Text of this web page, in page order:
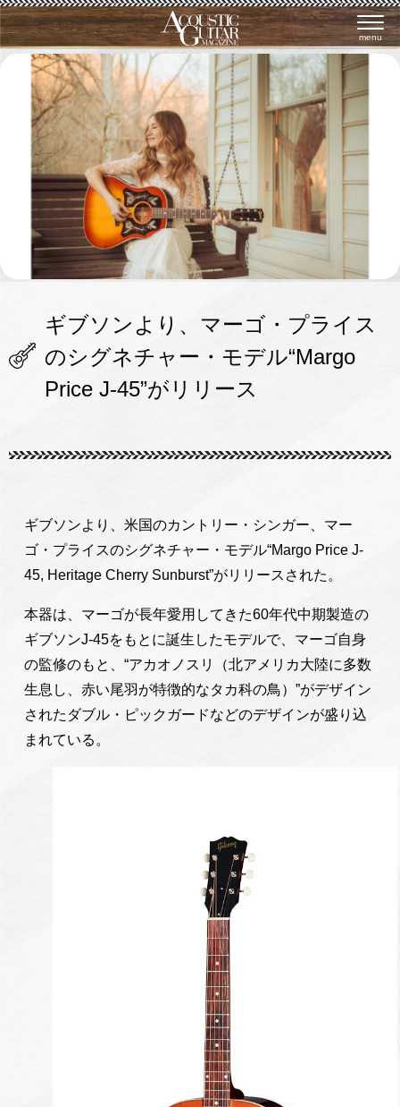
menu
ギブソンより、マーゴ・プライス
のシグネチャー・モデル“Margo
Price J-45”がリリース
ギブソンより、米国のカントリー・シンガー、マー
ゴ・プライスのシグネチャー・モデル“Margo Price J-
45, Heritage Cherry Sunburst”がリリースされた。
本器は、マーゴが長年愛用してきた60年代中期製造の
ギブソンJ-45をもとに誕生したモデルで、マーゴ自身
の監修のもと、“アカオノスリ（北アメリカ大陸に多数
生息し、赤い尾羽が特徴的なタカ科の鳥）”がデザイン
されたダブル・ピックガードなどのデザインが盛り込
まれている。